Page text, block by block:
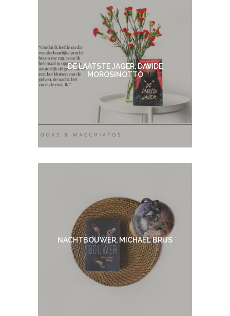
DE LAATSTE JAGER, DAVIDE
MOROSINOTTO
NACHTBOUWER, MICHAËL BRIJS